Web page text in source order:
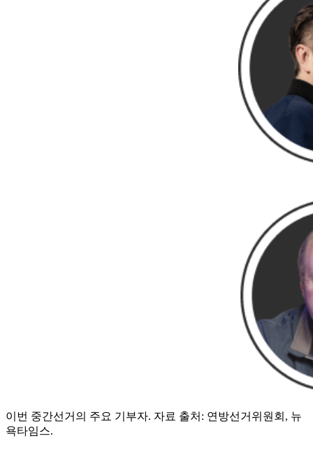
이번 중간선거의 주요 기부자. 자료 출처: 연방선거위원회, 뉴
욕타임스.